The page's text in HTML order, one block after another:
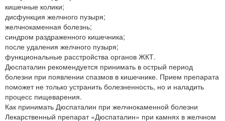
кишечные колики;
дисфункция желчного пузыря;
желчнокаменная болезнь;
синдром раздраженного кишечника;
после удаления желчного пузыря;
функциональные расстройства органов ЖКТ.
Дюспаталин рекомендуется принимать в острый период
болезни при появлении спазмов в кишечнике. Прием препарата
поможет не только устранить болезненность, но и наладить
процесс пищеварения.
Как принимать Дюспаталин при желчнокаменной болезни
Лекарственный препарат «Дюспаталин» при камнях в желчном